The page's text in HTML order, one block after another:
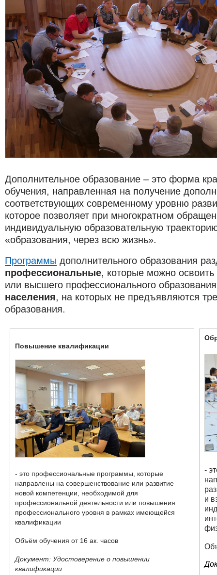
Дополнительное образование – это форма
обучения, направленная на получение
соответствующих современному уровню
которое позволяет при многократном
индивидуальную образовательную
«образования, через всю жизнь».
Программы дополнительного образования
профессиональные, которые можно
или высшего профессионального
населения, на которых не предъявляются
образования.​
​Повыш​​ение квалификации​
- это профессиональные программы, которые
направлены на совершенствов​ание или развитие
новой компетенции, необходимой для
профессиональной деятельности или повышения
профессионального уровня в рамках имеющейся
квалификации
Объём обучения от 16 ак. часов
Документ: Удостоверение о повышении
квалификации​
-
и